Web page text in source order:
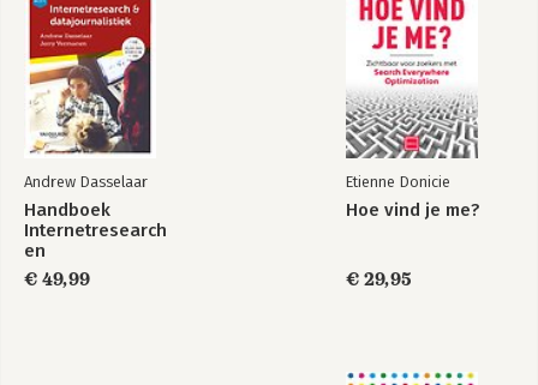
Andrew Dasselaar
Handboek
Internetresearch
en
datajournalistiek
€ 49,99
Etienne Donicie
Hoe vind je me?
€ 29,95